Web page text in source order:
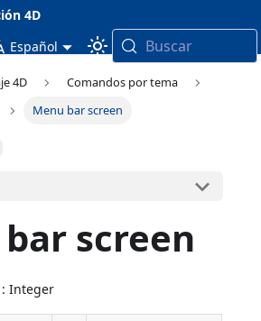
4D
Español Buscar
4D
Comandos por tema
Menu bar screen
screen
: Integer